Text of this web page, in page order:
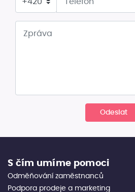
S čím umíme pomoci
Odměňování zaměstnanců
Podpora prodeje a marketing